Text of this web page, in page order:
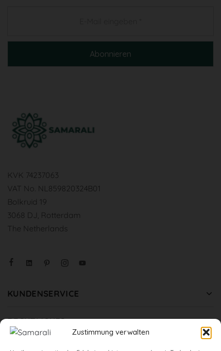
Zustimmung verwalten
KVK 74237063
VAT No. NL859820324B01
Bolkruid 19
3068 DJ, Rotterdam
The Netherlands
KUNDENSERVICE
RECHTLICHES
COLLABORATION